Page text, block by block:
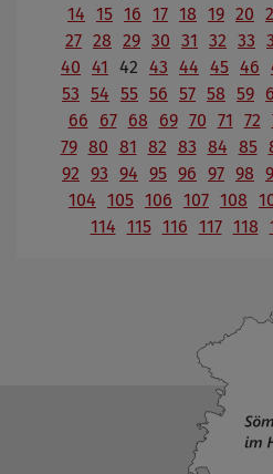
14 15 16 17 18 19 20
27 28 29 30 31 32 33
40 41 42 43 44 45 46
53 54 55 56 57 58 59
66
67 68 69 70 71 72
79 80 81 82 83 84 85
92 93 94 95 96 97 98
104 105 106 107 108
114 115 116 117 118